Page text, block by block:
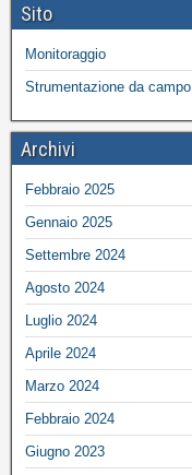
Sito
Monitoraggio
Strumentazione da campo
Archivi
Febbraio 2025
Gennaio 2025
Settembre 2024
Agosto 2024
Luglio 2024
Aprile 2024
Marzo 2024
Febbraio 2024
Giugno 2023